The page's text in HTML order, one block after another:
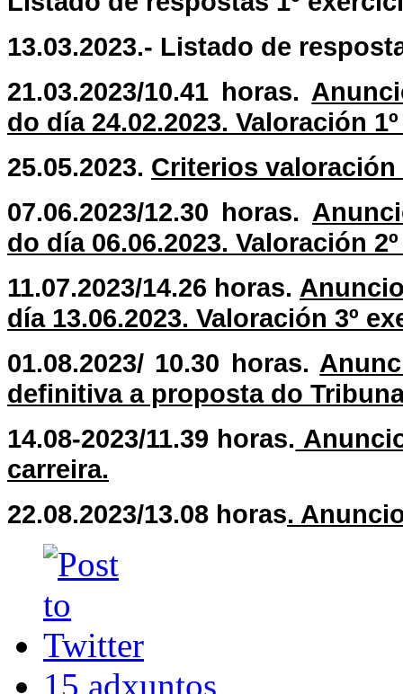
13.03.2023.- Listado de
21.03.2023/10.41 horas.
do día 24.02.2023. Valoración
25.05.2023. Criterios valoración
07.06.2023/12.30 horas.
do día 06.06.2023. Valoración
11.07.2023/14.26 horas.
día 13.06.2023. Valoración 3º
01.08.2023/ 10.30 horas.
definitiva a proposta do
14.08-2023/11.39 horas.
carreira.
22.08.2023/13.08 horas.
15 adxuntos